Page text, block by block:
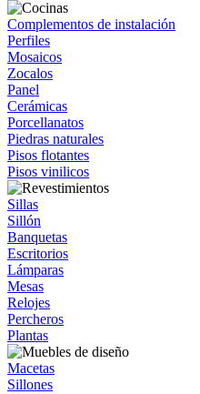
Complementos de instalación
Perfiles
Mosaicos
Zocalos
Panel
Cerámicas
Porcellanatos
Piedras naturales
Pisos flotantes
Pisos vinilicos
Sillas
Sillón
Banquetas
Escritorios
Lámparas
Mesas
Relojes
Percheros
Plantas
Macetas
Sillones